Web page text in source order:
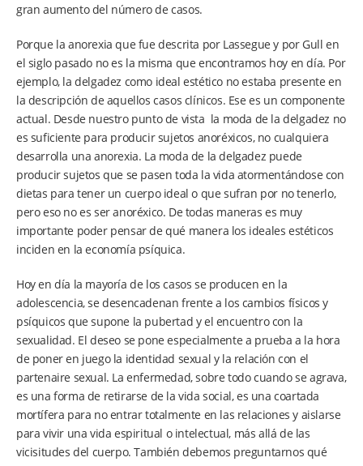
gran aumento del número de casos.
Porque la anorexia que fue descrita por Lassegue y por Gull en
el siglo pasado no es la misma que encontramos hoy en día. Por
ejemplo, la delgadez como ideal estético no estaba presente en
la descripción de aquellos casos clínicos. Ese es un componente
actual. Desde nuestro punto de vista la moda de la delgadez no
es suficiente para producir sujetos anoréxicos, no cualquiera
desarrolla una anorexia. La moda de la delgadez puede
producir sujetos que se pasen toda la vida atormentándose con
dietas para tener un cuerpo ideal o que sufran por no tenerlo,
pero eso no es ser anoréxico. De todas maneras es muy
importante poder pensar de qué manera los ideales estéticos
inciden en la economía psíquica.
Hoy en día la mayoría de los casos se producen en la
adolescencia, se desencadenan frente a los cambios físicos y
psíquicos que supone la pubertad y el encuentro con la
sexualidad. El deseo se pone especialmente a prueba a la hora
de poner en juego la identidad sexual y la relación con el
partenaire sexual. La enfermedad, sobre todo cuando se agrava,
es una forma de retirarse de la vida social, es una coartada
mortífera para no entrar totalmente en las relaciones y aislarse
para vivir una vida espiritual o intelectual, más allá de las
vicisitudes del cuerpo. También debemos preguntarnos qué